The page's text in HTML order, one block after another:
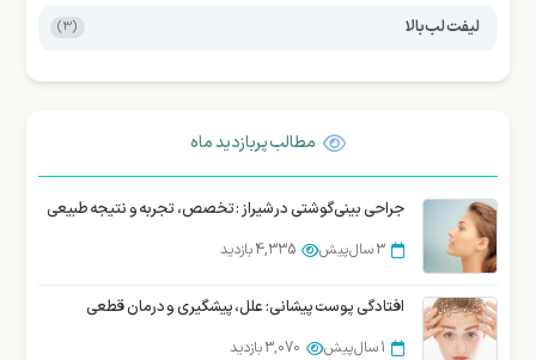
لیفت لب بالا (3)
مطالب پربازدید ماه
جراحی بینی گوشتی در شیراز : تخصص، تجربه و نتیجه طبیعی
3 سال پیش 4,335 بازدید
افتادگی پوست پیشانی: علل، پیشگیری و درمان قطعی
1 سال پیش 3,070 بازدید